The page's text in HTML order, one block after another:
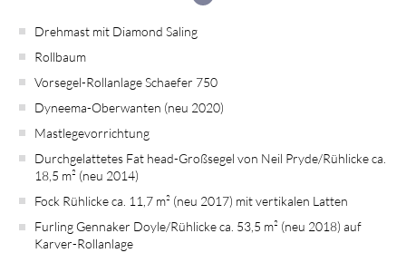
Drehmast mit Diamond Saling
Rollbaum
Vorsegel-Rollanlage Schaefer 750
Dyneema-Oberwanten (neu 2020)
Mastlegevorrichtung
Durchgelattetes Fat head-Großsegel von Neil Pryde/Rühlicke ca.
18,5 m² (neu 2014)
Fock Rühlicke ca. 11,7 m² (neu 2017) mit vertikalen Latten
Furling Gennaker Doyle/Rühlicke ca. 53,5 m² (neu 2018) auf
Karver-Rollanlage